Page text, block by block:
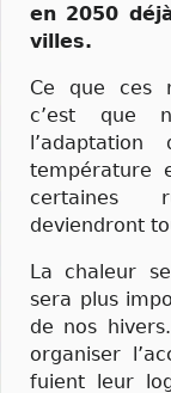
en 2050
villes.
Ce que ces
c’est que
température
certaines
deviendront
La chaleur
sera plus
de nos
organiser
fuient leur